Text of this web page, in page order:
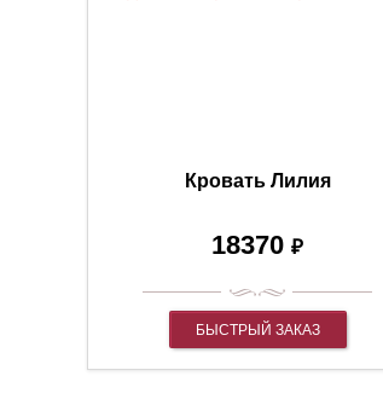
Кровать Лилия
18370 ₽
БЫСТРЫЙ ЗАКАЗ